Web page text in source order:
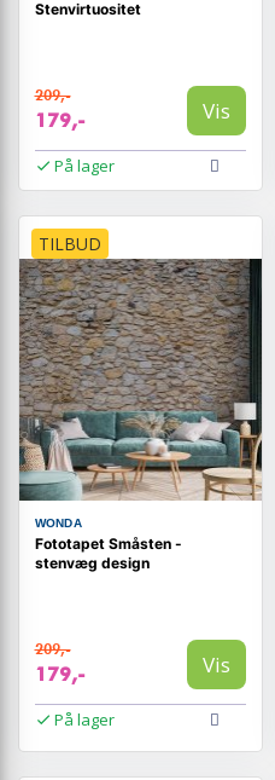
Stenvirtuositet
209,-
179,- Vis
På lager
TILBUD
WONDA
Fototapet Småsten -
stenvæg design
209,-
179,- Vis
På lager